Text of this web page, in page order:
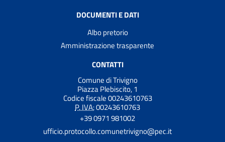
DOCUMENTI E DATI
Albo pretorio
Amministrazione trasparente
CONTATTI
Comune di Trivigno
Piazza Plebiscito, 1
Codice fiscale 00243610763
P. IVA:00243610763
+39 0971 981002
ufficio.protocollo.comunetrivigno@pec.it